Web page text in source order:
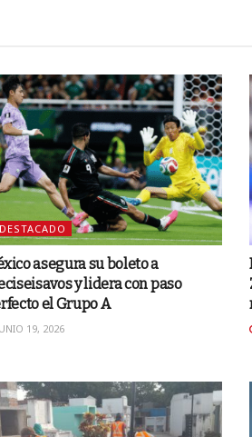
DESTACADO
asegura su boleto a
y lidera con paso
el Grupo A
19, 2026